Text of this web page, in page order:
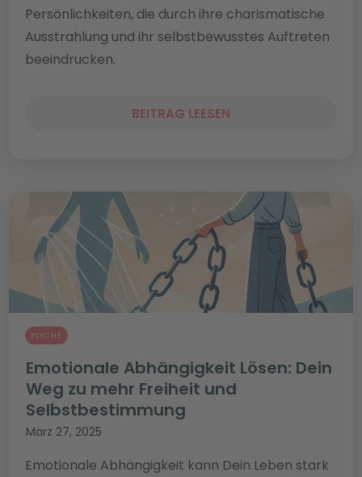
Persönlichkeiten, die durch ihre charismatische
Ausstrahlung und ihr selbstbewusstes Auftreten
beeindrucken.
BEITRAG LEESEN
PSYCHE
Emotionale Abhängigkeit Lösen: Dein
Weg zu mehr Freiheit und
Selbstbestimmung
März 27, 2025
Emotionale Abhängigkeit kann Dein Leben stark